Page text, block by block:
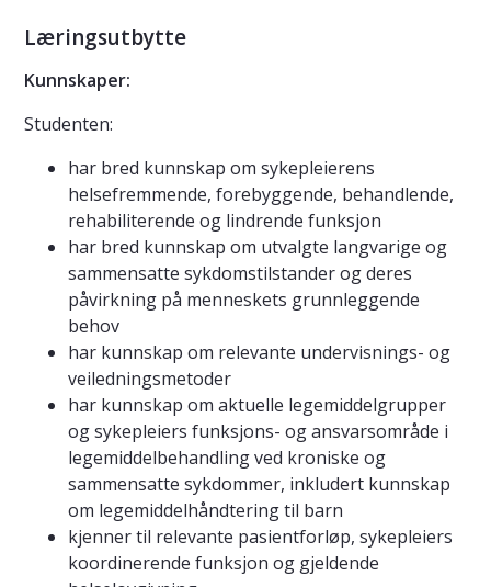
Læringsutbytte
Kunnskaper:
Studenten:
har bred kunnskap om sykepleierens
helsefremmende, forebyggende, behandlende,
rehabiliterende og lindrende funksjon
har bred kunnskap om utvalgte langvarige og
sammensatte sykdomstilstander og deres
påvirkning på menneskets grunnleggende
behov
har kunnskap om relevante undervisnings- og
veiledningsmetoder
har kunnskap om aktuelle legemiddelgrupper
og sykepleiers funksjons- og ansvarsområde i
legemiddelbehandling ved kroniske og
sammensatte sykdommer, inkludert kunnskap
om legemiddelhåndtering til barn
kjenner til relevante pasientforløp, sykepleiers
koordinerende funksjon og gjeldende